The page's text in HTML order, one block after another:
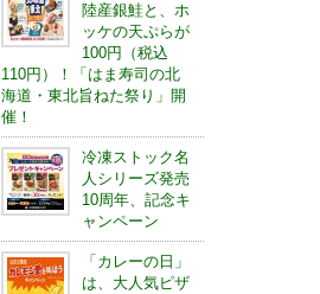
陸産銀鮭と、ホ
ッケの天ぷらが
100円（税込
110円）！「はま寿司の北
海道・東北旨ねた祭り」開
催！
冷凍ストック名
人シリーズ発売
10周年、記念キ
ャンペーン
「カレーの日」
は、大人気ピザ